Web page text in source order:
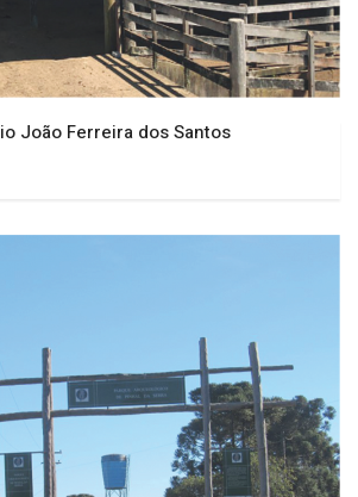
João Ferreira dos Santos